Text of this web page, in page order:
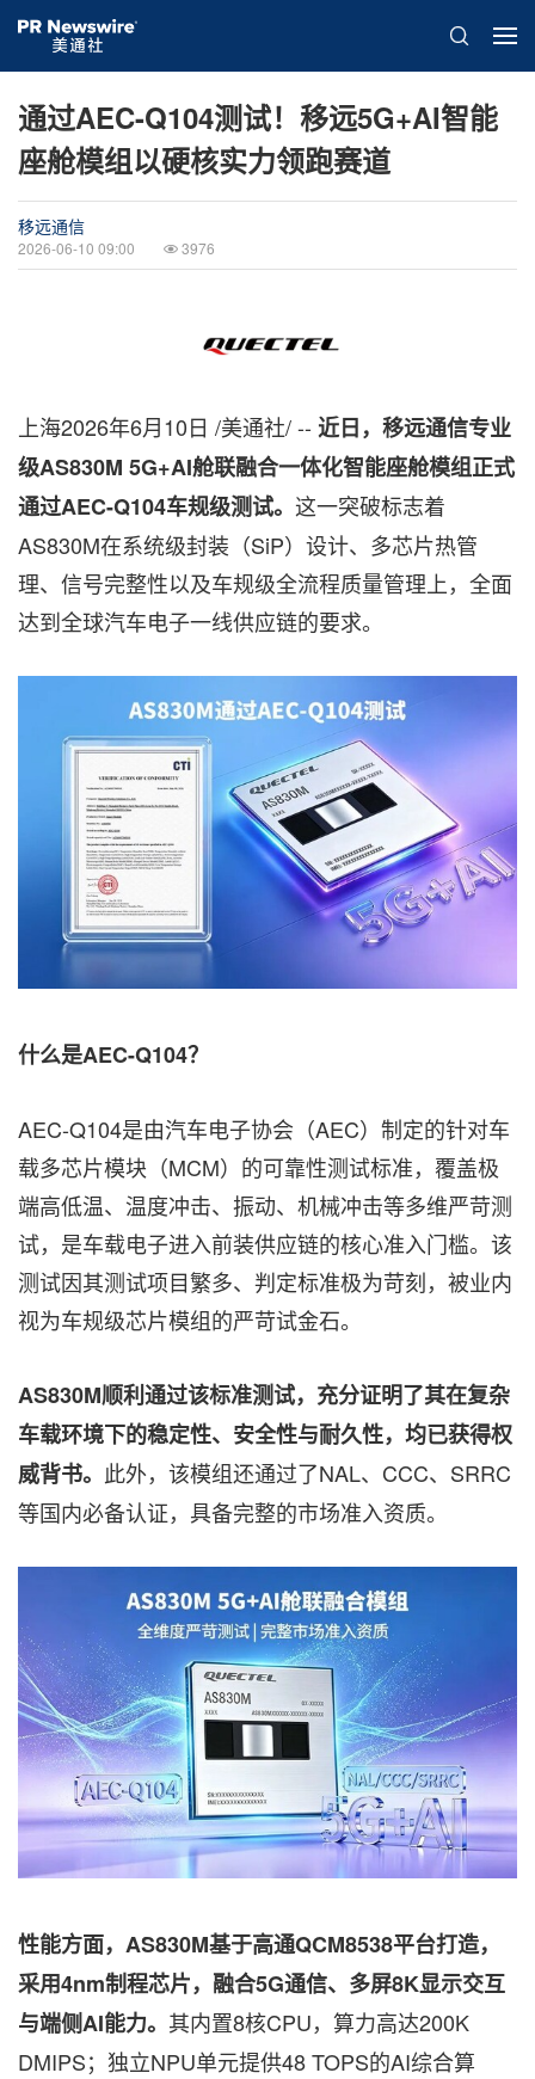
通过AEC-Q104测试！移远5G+AI智能
座舱模组以硬核实力领跑赛道
移远通信
2026-06-10 09:00 3976
上海2026年6月10日 /美通社/ -- 近日，移远通信专业
级AS830M 5G+AI舱联融合一体化智能座舱模组正式
通过AEC-Q104车规级测试。 这一突破标志着
AS830M在系统级封装（SiP）设计、多芯片热管
理、信号完整性以及车规级全流程质量管理上，全面
达到全球汽车电子一线供应链的要求。
什么是AEC-Q104？
AEC-Q104是由汽车电子协会（AEC）制定的针对车
载多芯片模块（MCM）的可靠性测试标准，覆盖极
端高低温、温度冲击、振动、机械冲击等多维严苛测
试，是车载电子进入前装供应链的核心准入门槛。该
测试因其测试项目繁多、判定标准极为苛刻，被业内
视为车规级芯片模组的严苛试金石。
AS830M顺利通过该标准测试，充分证明了其在复杂
车载环境下的稳定性、安全性与耐久性，均已获得权
威背书。 此外，该模组还通过了NAL、CCC、SRRC
等国内必备认证，具备完整的市场准入资质。
性能方面，AS830M基于高通QCM8538平台打造，
采用4nm制程芯片，融合5G通信、多屏8K显示交互
与端侧AI能力。 其内置8核CPU，算力高达200K
DMIPS；独立NPU单元提供48 TOPS的AI综合算